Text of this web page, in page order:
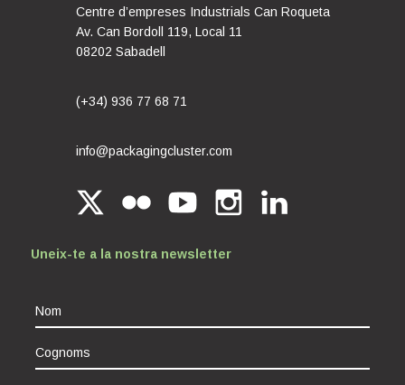
Centre d’empreses Industrials Can Roqueta
Av. Can Bordoll 119, Local 11
08202 Sabadell
(+34) 936 77 68 71
info@packagingcluster.com
Uneix-te a la nostra newsletter